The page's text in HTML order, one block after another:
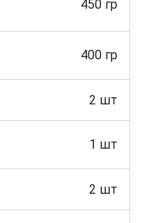
450 гр
400 гр
2 шт
1 шт
2 шт